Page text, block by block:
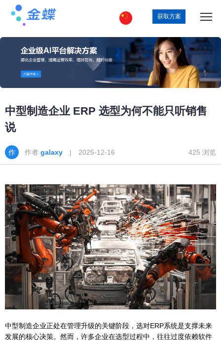
获取方案
中型制造企业 ERP 选型为何不能只听销售
说
作者 galaxy | 2025-12-16 425 浏览
中型制造企业正处在管理升级的关键阶段，选对ERP系统是支撑未来
发展的核心决策。然而，许多企业在选型过程中，往往过度依赖软件